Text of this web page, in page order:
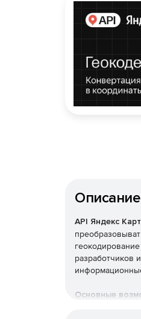
Описание
API Яндекс
разработчиков
Основные